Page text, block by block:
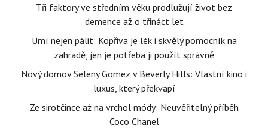
Tři faktory ve středním věku prodlužují život bez
demence až o třináct let
Umí nejen pálit: Kopřiva je lék i skvělý pomocník na
zahradě, jen je potřeba ji použít správně
Nový domov Seleny Gomez v Beverly Hills: Vlastní kino i
luxus, který překvapí
Ze sirotčince až na vrchol módy: Neuvěřitelný příběh
Coco Chanel